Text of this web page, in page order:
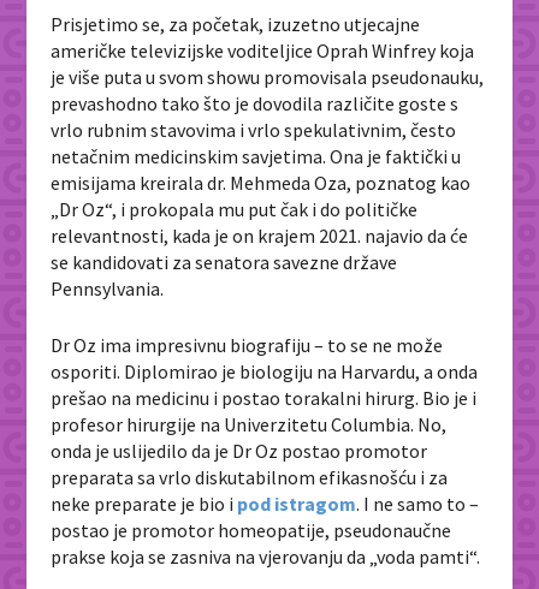
Prisjetimo se, za početak, izuzetno utjecajne
američke televizijske voditeljice Oprah Winfrey koja
je više puta u svom showu promovisala pseudonauku,
prevashodno tako što je dovodila različite goste s
vrlo rubnim stavovima i vrlo spekulativnim, često
netačnim medicinskim savjetima. Ona je faktički u
emisijama kreirala dr. Mehmeda Oza, poznatog kao
„Dr Oz“, i prokopala mu put čak i do političke
relevantnosti, kada je on krajem 2021. najavio da će
se kandidovati za senatora savezne države
Pennsylvania.
Dr Oz ima impresivnu biografiju – to se ne može
osporiti. Diplomirao je biologiju na Harvardu, a onda
prešao na medicinu i postao torakalni hirurg. Bio je i
profesor hirurgije na Univerzitetu Columbia. No,
onda je uslijedilo da je Dr Oz postao promotor
preparata sa vrlo diskutabilnom efikasnošću i za
neke preparate je bio i pod istragom. I ne samo to –
postao je promotor homeopatije, pseudonaučne
prakse koja se zasniva na vjerovanju da „voda pamti“.